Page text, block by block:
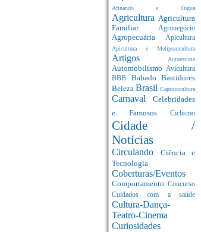
Afinando a língua
Agricultura Agricultura
Familiar Agronegócio
Agropecuária Apicultura
Apicultura e Meliponicultura
Artigos Autoestima
Automobilismo Avicultura
BBB Babado Bastidores
Beleza Brasil Caprinocultura
Carnaval Celebridades
e Famosos Ciclismo
Cidade /
Notícias
Circulando Ciência e
Tecnologia
Coberturas/Eventos
Comportamento Concurso
Cuidados com a saúde
Cultura-Dança-
Teatro-Cinema
Curiosidades